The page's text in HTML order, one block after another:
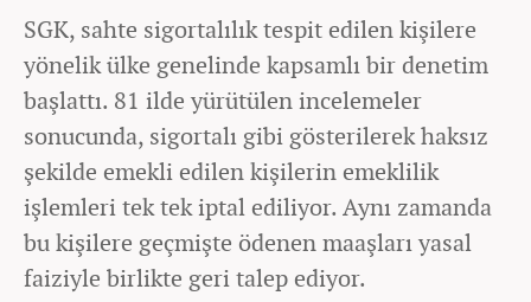
SGK, sahte sigortalılık tespit edilen kişilere
yönelik ülke genelinde kapsamlı bir denetim
başlattı. 81 ilde yürütülen incelemeler
sonucunda, sigortalı gibi gösterilerek haksız
şekilde emekli edilen kişilerin emeklilik
işlemleri tek tek iptal ediliyor. Aynı zamanda
bu kişilere geçmişte ödenen maaşları yasal
faiziyle birlikte geri talep ediyor.